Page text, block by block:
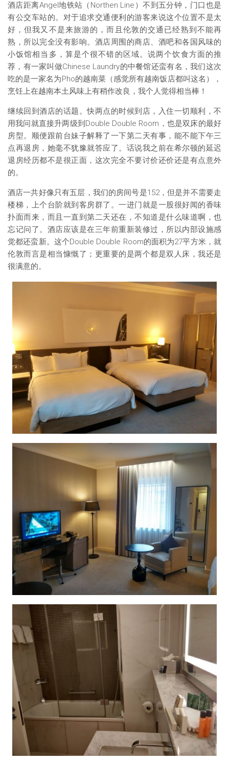
酒店距离Angel地铁站（Northen Line）不到五分钟，门口也是
有公交车站的。对于追求交通便利的游客来说这个位置不是太
好，但我又不是来旅游的，而且伦敦的交通已经熟到不能再
熟，所以完全没有影响。酒店周围的商店、酒吧和各国风味的
小饭馆相当多，算是个很不错的区域。说两个饮食方面的推
荐，有一家叫做Chinese Laundry的中餐馆还蛮有名，我们这次
吃的是一家名为Pho的越南菜（感觉所有越南饭店都叫这名），
烹饪上在越南本土风味上有稍作改良，我个人觉得相当棒！
继续回到酒店的话题。快两点的时候到店，入住一切顺利，不
用我问就直接升两级到Double Double Room，也是双床的最好
房型。顺便跟前台妹子解释了一下第二天有事，能不能下午三
点再退房，她毫不犹豫就答应了。话说我之前在希尔顿的延迟
退房经历都不是很正面，这次完全不要讨价还价还是有点意外
的。
酒店一共好像只有五层，我们的房间号是152，但是并不需要走
楼梯，上个台阶就到客房群了。一进门就是一股很好闻的香味
扑面而来，而且一直到第二天还在，不知道是什么味道啊，也
忘记问了。酒店应该是在三年前重新装修过，所以内部设施感
觉都还蛮新。这个Double Double Room的面积为27平方米，就
伦敦而言是相当慷慨了；更重要的是两个都是双人床，我还是
很满意的。